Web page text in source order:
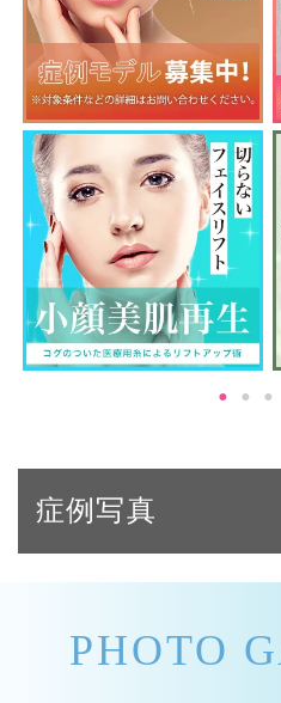
症例写真
PHOTO